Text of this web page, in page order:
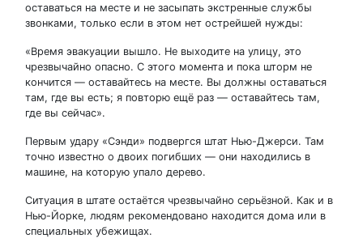
оставаться на месте и не засыпать экстренные службы
звонками, только если в этом нет острейшей нужды:
«Время эвакуации вышло. Не выходите на улицу, это
чрезвычайно опасно. С этого момента и пока шторм не
кончится — оставайтесь на месте. Вы должны оставаться
там, где вы есть; я повторю ещё раз — оставайтесь там,
где вы сейчас».
Первым удару «Сэнди» подвергся штат Нью-Джерси. Там
точно известно о двоих погибших — они находились в
машине, на которую упало дерево.
Ситуация в штате остаётся чрезвычайно серьёзной. Как и в
Нью-Йорке, людям рекомендовано находится дома или в
специальных убежищах.